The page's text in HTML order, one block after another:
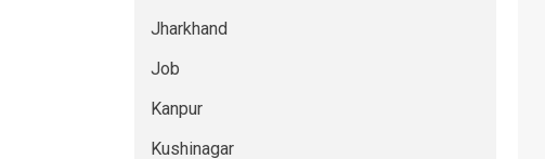
Jharkhand
Job
Kanpur
Kushinagar